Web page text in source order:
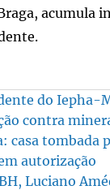
acumula
do Iepha-
contra
casa tombada
autorização
Luciano